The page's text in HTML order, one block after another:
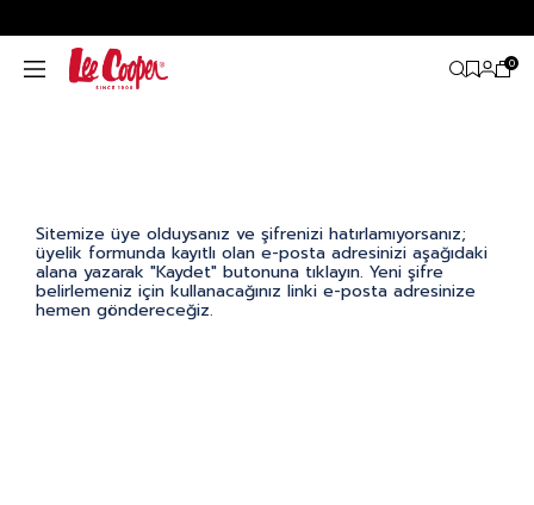
0
Sitemize üye olduysanız ve şifrenizi hatırlamıyorsanız;
üyelik formunda kayıtlı olan e-posta adresinizi aşağıdaki
alana yazarak "Kaydet" butonuna tıklayın. Yeni şifre
belirlemeniz için kullanacağınız linki e-posta adresinize
hemen göndereceğiz.